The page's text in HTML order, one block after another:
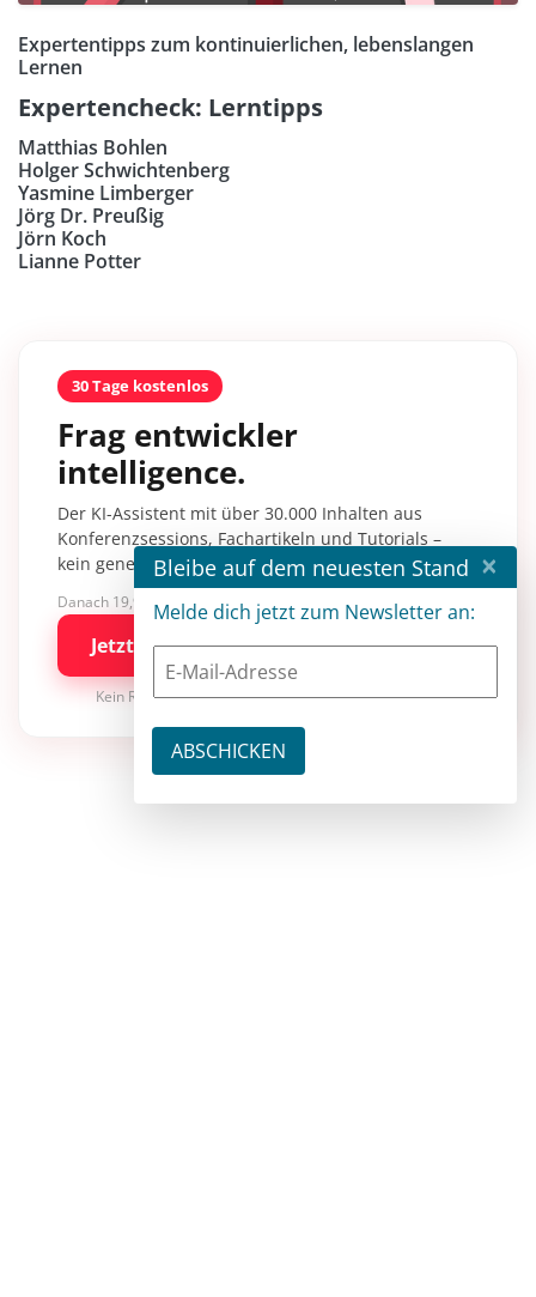
Expertentipps zum kontinuierlichen, lebenslangen
Lernen
Expertencheck: Lerntipps
Matthias Bohlen
Holger Schwichtenberg
Yasmine Limberger
Jörg Dr. Preußig
Jörn Koch
Lianne Potter
30 Tage kostenlos
Frag entwickler
intelligence.
Der KI-Assistent mit über 30.000 Inhalten aus
Konferenzsessions, Fachartikeln und Tutorials –
kein generisches KI-Wissen.
Danach 19,90 €/Monat mit entwickler.de BASIC
Jetzt kostenlos testen
Kein Risiko · jederzeit kündbar
Bleibe auf dem neuesten Stand ×
Melde dich jetzt zum Newsletter an: